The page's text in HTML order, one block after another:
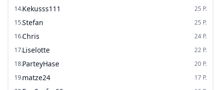
14.Kekusss111 25 P.
15.Stefan 25 P.
16.Chris 24 P.
17.Liselotte 22 P.
18.ParteyHase 20 P.
19.matze24 17 P.